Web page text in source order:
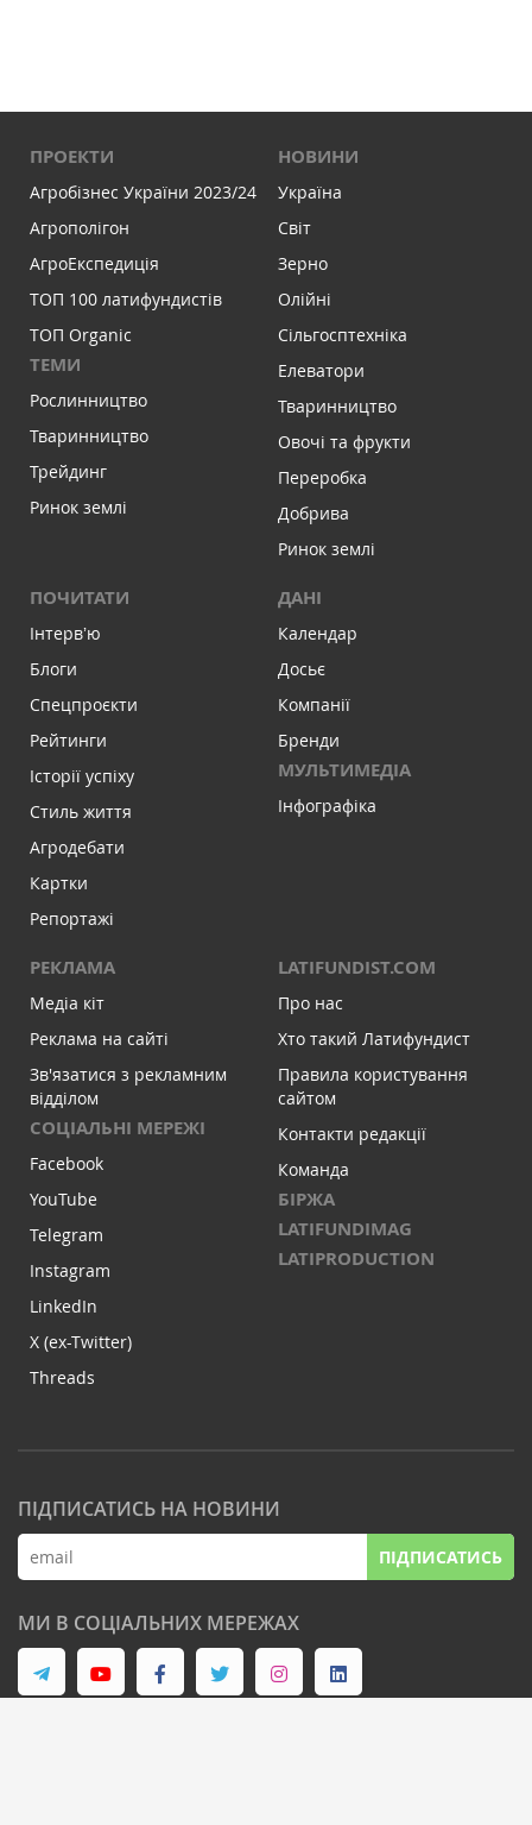
ПРОЕКТИ
Агробізнес України 2023/24
Агрополігон
АгроЕкспедиція
ТОП 100 латифундистів
ТОП Organic
ТЕМИ
Рослинництво
Тваринництво
Трейдинг
Ринок землі
НОВИНИ
Україна
Світ
Зерно
Олійні
Сільгосптехніка
Елеватори
Тваринництво
Овочі та фрукти
Переробка
Добрива
Ринок землі
ПОЧИТАТИ
Інтервʼю
Блоги
Спецпроєкти
Рейтинги
Історії успіху
Стиль життя
Агродебати
Картки
Репортажі
ДАНІ
Календар
Досьє
Компанії
Бренди
МУЛЬТИМЕДІА
Інфографіка
РЕКЛАМА
Медіа кіт
Реклама на сайті
Зв'язатися з рекламним
відділом
СОЦІАЛЬНІ МЕРЕЖІ
Facebook
YouTube
Telegram
Instagram
LinkedIn
X (ex-Twitter)
Threads
LATIFUNDIST.COM
Про нас
Хто такий Латифундист
Правила користування
сайтом
Контакти редакції
Команда
БІРЖА
LATIFUNDIMAG
LATIPRODUCTION
ПІДПИСАТИСЬ НА НОВИНИ
ПІДПИСАТИСЬ
МИ В СОЦІАЛЬНИХ МЕРЕЖАХ